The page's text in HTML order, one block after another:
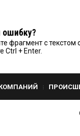
фрагмент с текстом
Ctrl + Enter.